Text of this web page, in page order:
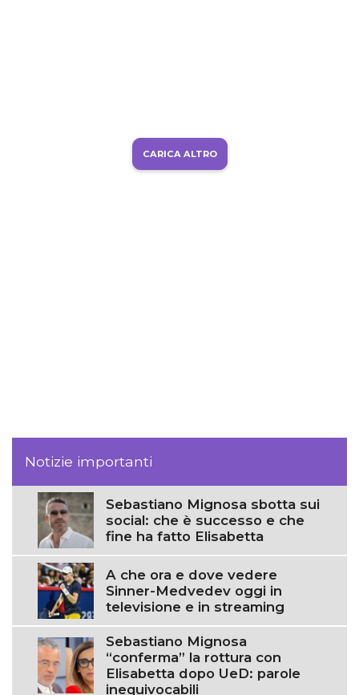
CARICA ALTRO
Notizie importanti
Sebastiano Mignosa sbotta sui
social: che è successo e che
fine ha fatto Elisabetta
A che ora e dove vedere
Sinner-Medvedev oggi in
televisione e in streaming
Sebastiano Mignosa
“conferma” la rottura con
Elisabetta dopo UeD: parole
inequivocabili